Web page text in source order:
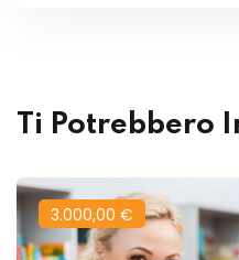
Ti Potrebbero
3.000,00 €